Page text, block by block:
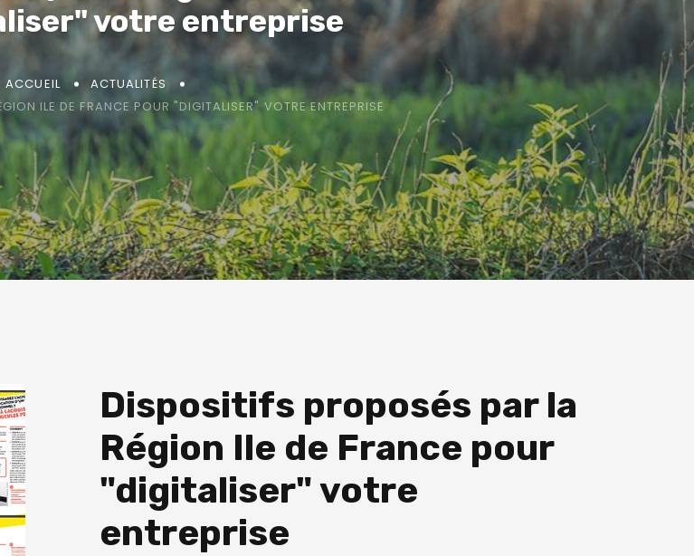
votre entreprise
ACCUEIL
ACTUALITÉS
ILE DE FRANCE POUR "DIGITALISER" VOTRE ENTREPRISE
Dispositifs proposés par la
Région Ile de France pour
"digitaliser" votre
entreprise